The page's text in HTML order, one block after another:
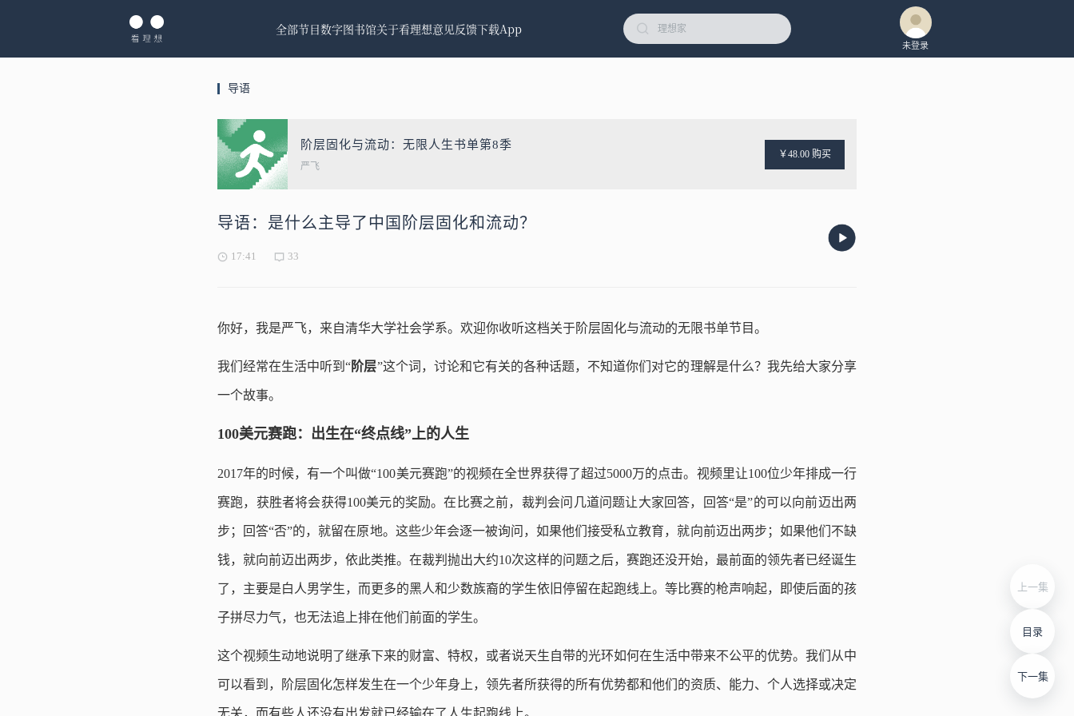
全部节目数字图书馆关于看理想意见反馈下载App
未登录
导语
阶层固化与流动：无限人生书单第8季
严飞
￥48.00 购买
导语：是什么主导了中国阶层固化和流动？
17:41 33
上一集
目录
下一集
你好，我是严飞，来自清华大学社会学系。欢迎你收听这档关于阶层固化与流动的无限书单节目。
我们经常在生活中听到“阶层”这个词，讨论和它有关的各种话题，不知道你们对它的理解是什么？我先给大家分享
一个故事。
100美元赛跑：出生在“终点线”上的人生
2017年的时候，有一个叫做“100美元赛跑”的视频在全世界获得了超过5000万的点击。视频里让100位少年排成一行
赛跑，获胜者将会获得100美元的奖励。在比赛之前，裁判会问几道问题让大家回答，回答“是”的可以向前迈出两
步；回答“否”的，就留在原地。这些少年会逐一被询问，如果他们接受私立教育，就向前迈出两步；如果他们不缺
钱，就向前迈出两步，依此类推。在裁判抛出大约10次这样的问题之后，赛跑还没开始，最前面的领先者已经诞生
了，主要是白人男学生，而更多的黑人和少数族裔的学生依旧停留在起跑线上。等比赛的枪声响起，即使后面的孩
子拼尽力气，也无法追上排在他们前面的学生。
这个视频生动地说明了继承下来的财富、特权，或者说天生自带的光环如何在生活中带来不公平的优势。 我们从中
可以看到，阶层固化怎样发生在一个少年身上，领先者所获得的所有优势都和他们的资质、能力、个人选择或决定
无关，而有些人还没有出发就已经输在了人生起跑线上。